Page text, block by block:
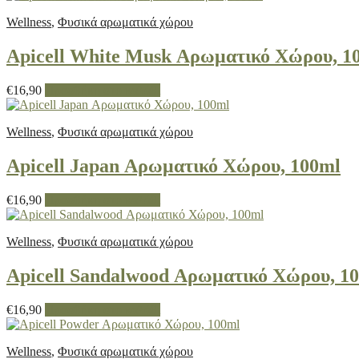
Wellness, Φυσικά αρωματικά χώρου
Apicell White Musk Αρωματικό Χώρου,
€16,90
Wellness, Φυσικά αρωματικά χώρου
Apicell Japan Αρωματικό Χώρου, 100ml
€16,90
Wellness, Φυσικά αρωματικά χώρου
Apicell Sandalwood Αρωματικό Χώρου,
€16,90
Wellness, Φυσικά αρωματικά χώρου